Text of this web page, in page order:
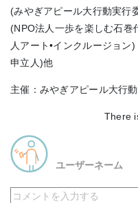
(みやぎアピール大行動実行
(NPO法人一歩を楽しむ石巻
人アート•インクルージョン
申立人)他
主催：みやぎアピール大行
There
ユーザーネーム